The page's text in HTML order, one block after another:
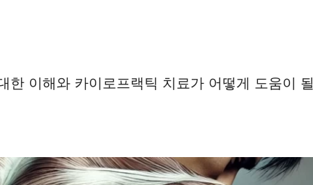
한 이해와 카이로프랙틱 치료가 어떻게 도움이 될